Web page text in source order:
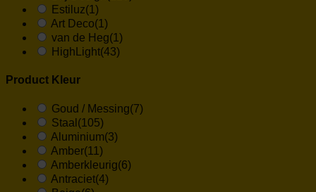
Estiluz(1)
Art Deco(1)
van de Heg(1)
HighLight(43)
Product Kleur
Goud / Messing(7)
Staal (105)
Aluminium(3)
Amber(11)
Amberkleurig(6)
Antraciet(4)